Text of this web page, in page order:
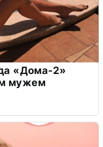
«Дома-2»
мужем